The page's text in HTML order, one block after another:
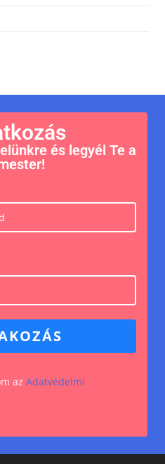
és legyél Te a
az Adatvédelmi